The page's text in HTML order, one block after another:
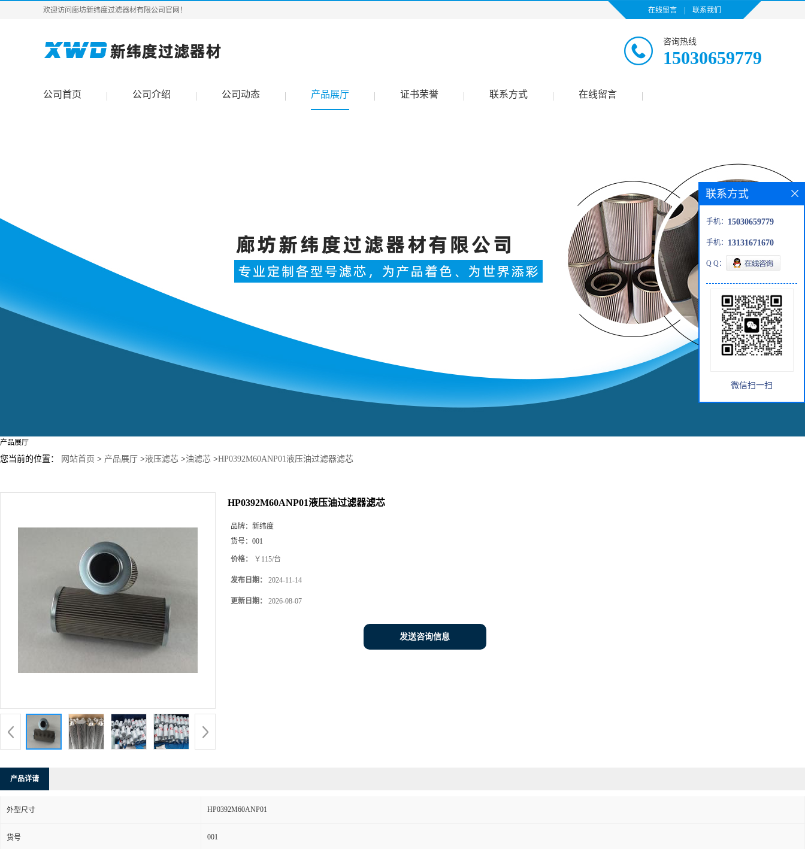
欢迎访问廊坊新纬度过滤器材有限公司官网！ 在线留言 联系我们
咨询热线
15030659779
公司首页 公司介绍 公司动态 产品展厅 证书荣誉 联系方式 在线留言
产品展厅
您当前的位置： 网站首页 > 产品展厅 >液压滤芯 >油滤芯 >HP0392M60ANP01液压油过滤器滤芯
HP0392M60ANP01液压油过滤器滤芯
品牌： 新纬度
货号： 001
价格： ￥115/台
发布日期： 2024-11-14
更新日期： 2026-08-07
发送咨询信息
产品详请
外型尺寸 HP0392M60ANP01
货号 001
联系方式
手机： 15030659779
手机： 13131671670
Q Q：
微信扫一扫